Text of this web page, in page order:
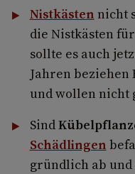
Nistkästen nicht
die Nistkästen
sollte es auch
Jahren beziehen
und wollen nicht
Sind
Schädlingen
gründlich ab